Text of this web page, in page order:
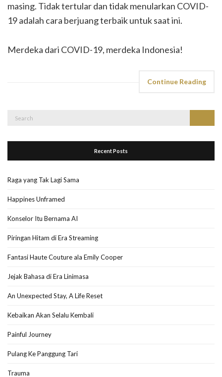
masing. Tidak tertular dan tidak menularkan COVID-
19 adalah cara berjuang terbaik untuk saat ini.
Merdeka dari COVID-19, merdeka Indonesia!
Continue Reading
Recent Posts
Raga yang Tak Lagi Sama
Happines Unframed
Konselor Itu Bernama AI
Piringan Hitam di Era Streaming
Fantasi Haute Couture ala Emily Cooper
Jejak Bahasa di Era Linimasa
An Unexpected Stay, A Life Reset
Kebaikan Akan Selalu Kembali
Painful Journey
Pulang Ke Panggung Tari
Trauma